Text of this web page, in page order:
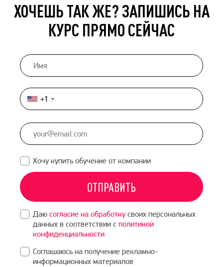
ХОЧЕШЬ ТАК ЖЕ? ЗАПИШИСЬ НА
КУРС ПРЯМО СЕЙЧАС
United
States
+1
+1
Хочу купить обучение от компании
ОТПРАВИТЬ
Даю согласие на обработкусвоих персональных
данных в соответствии с политикой
конфиденциальности
Соглашаюсь на получение рекламно-
информационных материалов